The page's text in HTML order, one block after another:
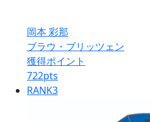
岡本 彩那
ブラウ・ブリッツェン
獲得ポイント
722pts
RANK3